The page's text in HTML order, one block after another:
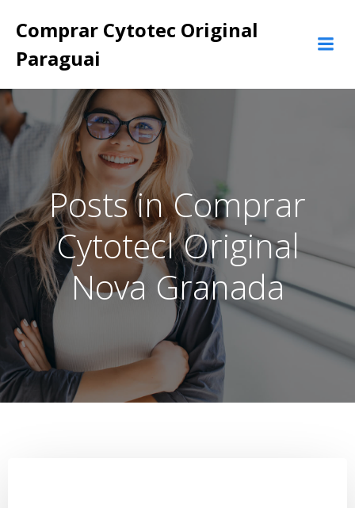
para
Comprar Cytotec Original
Paraguai
Posts in Comprar
Cytotecl Original
Nova Granada